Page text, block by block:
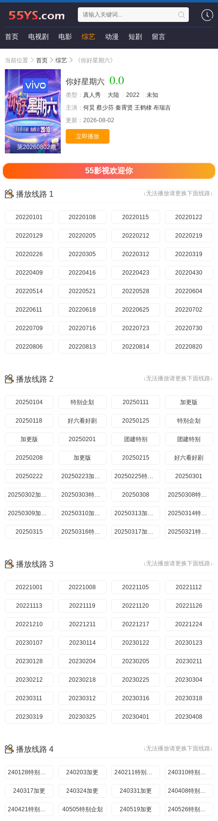
首页 电视剧 电影 综艺 动漫 短剧 留言
当前位置 首页 综艺 《你好星期六》
第20260802期
你好星期六 0.0
类型： 真人秀 大陆 2022
未知
主演： 何炅 蔡少芬 秦霄贤 王鹤棣 布瑞吉
更新： 2026-08-02
立即播放
55影视欢迎你
↓无法播放请更换下面线路↓
播放线路 1
20220101 20220108 20220115 20220122
20220129 20220205 20220212 20220219
20220226 20220305 20220312 20220319
20220409 20220416 20220423 20220430
20220514 20220521 20220528 20220604
20220611 20220618 20220625 20220702
20220709 20220716 20220723 20220730
20220806 20220813 20220814 20220820
20220911
20221001 20221008 20221105 20221112
20221113 20221119 20221120 20221126
20221210 20221211 20221217 20221224
20230107 20230114 20230115 20230122
20230123 20230128 20230204 20230205
20230211 20230212 20230218 20230225
20230304 20230311 20230312 20230316
20230318 20230319 20230325 20230401
20230422
20230511 20230513 20230520 20230521
20230527 20230603 20230610 20230617
20230624 20230701 20230708 20230710
20230711 20230715 20230716 20230722
20230723 20230729 20230802 20230805
20230806 20230808 20230811 20230812
20230813 20230819 20230822 20230826
20230827 20230902 20230903 20230909
20231014
20231031 20231103 20231104 20231111
20231112 20231118 20231119 20231125
20231126 20231202 20231203 20231209
↓无法播放请更换下面线路↓
播放线路 2
20250104 特别企划 20250111 加更版
20250118 好六看好剧 20250125 特别企划
加更版 20250201 团建特别 团建特别
20250208 加更版 20250215 好六看好剧
20250222 20250223加更版 20250225特别企划 20250301
20250302加更版 20250303特别企划 20250308 20250308特别企划
20250309加更版 20250310加更版 20250313加更版 20250314特别企划
20250315 20250316特别企划 20250317加更版 20250321特比企划
20250330特别企划
20250406加更版 20250411特别企划 20250412 20250413特别企划
20250414加更版 20250418特别企划 20250419 20250420加更版
超前探班 20250426 20250427特别企划 超前探班
20250503 特别企划 超前探班 20250510
特别企划 超前探班 20250517 特别企划
超前探班 20250524 特别企划 超前探班
20250531 加更版 超前探班 20250607
20250608 加更版 超前探班 20250614
特别企划
加更版 超前探班 20250705 特别企划
超前探班 暑期特辑 20250712 特别企划
超前探班 20250719 特别企划 超前探班
↓无法播放请更换下面线路↓
播放线路 3
20221001 20221008 20221105 20221112
20221113 20221119 20221120 20221126
20221210 20221211 20221217 20221224
20230107 20230114 20230122 20230123
20230128 20230204 20230205 20230211
20230212 20230218 20230225 20230304
20230311 20230312 20230316 20230318
20230319 20230325 20230401 20230408
20230429
20230513 20230520 20230521 20230527
20230603 20230610 20230617 20230624
20230701 20230708 20230715 20230716
↓无法播放请更换下面线路↓
播放线路 4
240128特别企划 240203加更 240211特别企划 240310特别企划
240317加更 240324加更 240331加更 240408特别企划
240421特别企划 40505特别企划 240519加更 240526特别企划